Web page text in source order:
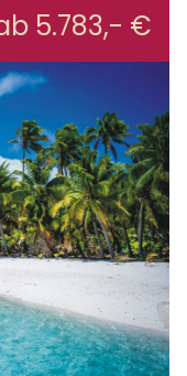
5.783,- €